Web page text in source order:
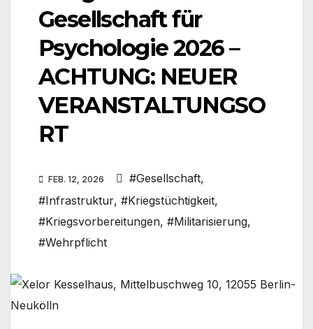
Gesellschaft für
Psychologie 2026 –
ACHTUNG: NEUER
VERANSTALTUNGSO
RT
FEB. 12, 2026 #Gesellschaft,
#Infrastruktur, #Kriegstüchtigkeit,
#Kriegsvorbereitungen, #Militarisierung,
#Wehrpflicht